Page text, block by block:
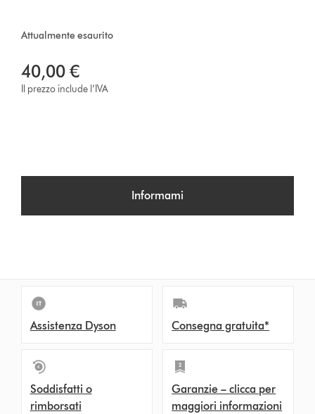
Attualmente esaurito
40,00 €
Il prezzo include l’IVA
Informami
Assistenza Dyson Consegna gratuita*
Soddisfatti o
rimborsati
Garanzie – clicca per
maggiori informazioni